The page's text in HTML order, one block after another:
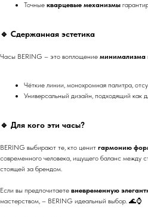
Точные кварцевые механизмы
🔹 Сдержанная эстетика
Часы BERING – это воплощение минимализма
Чёткие линии, монохромная палитра,
Универсальный дизайн, подходящий как
🔹 Для кого эти часы?
BERING выбирают те, кто ценит гармонию
современного человека, ищущего баланс между
стоящей за брендом.
Если вы предпочитаете вневременную
мастерством, – BERING идеальный выбор. 🌊⌚